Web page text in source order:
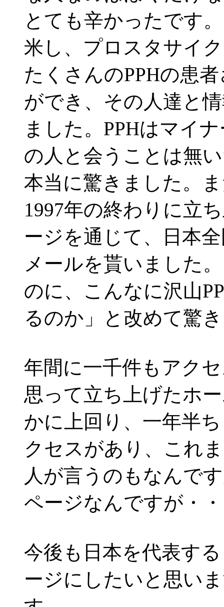
とても辛かったです
米し、プロスタサイ
たくさんのPPHの患
ができ、その人達と
ました。PPHはマイ
の人と会うことは無
本当に驚きました。
1997年の終わりに立
ージを通じて、日本
メールを貰いました
のに、こんなに沢山
るのか」と改めて驚
年間に一千件もアク
思って立ち上げたホ
かに上回り、一年半
クセスがあり、これ
人が言うのもなんで
ページなんですが・
今後も日本を代表す
ージにしたいと思い